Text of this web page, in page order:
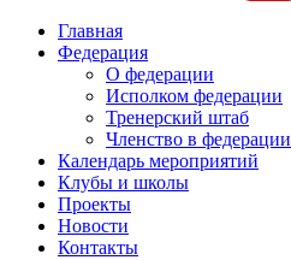
Главная
Федерация
О федерации
Исполком федерации
Тренерский штаб
Членство в федерации
Календарь мероприятий
Клубы и школы
Проекты
Новости
Контакты